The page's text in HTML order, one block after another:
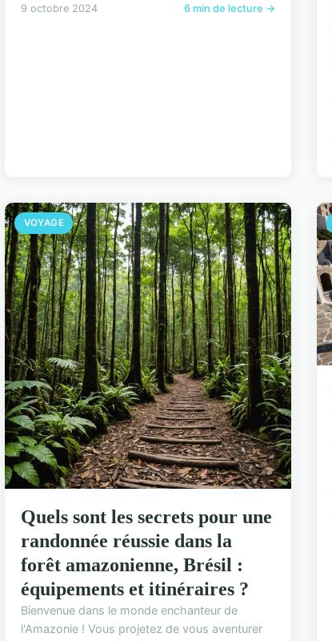
9 octobre 2024 6 min de lecture →
VOYAGE
Quels sont les secrets pour une
randonnée réussie dans la
forêt amazonienne, Brésil :
équipements et itinéraires ?
Bienvenue dans le monde enchanteur de
l'Amazonie ! Vous projetez de vous aventurer